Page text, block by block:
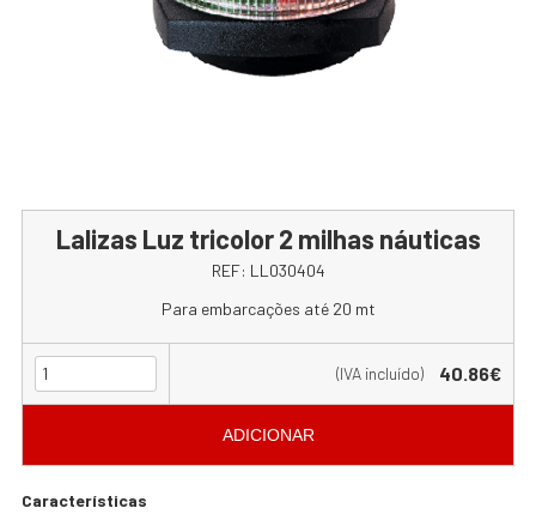
Lalizas Luz tricolor 2 milhas náuticas
REF: LL030404
Para embarcações até 20 mt
(IVA incluído) 40.86€
ADICIONAR
Características